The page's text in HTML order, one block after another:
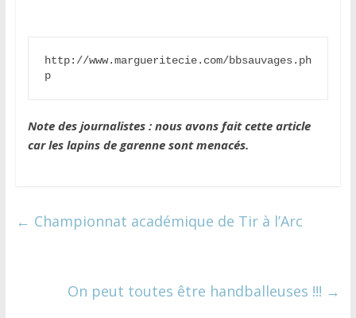
http://www.margueritecie.com/bbsauvages.ph
p
Note des journalistes : nous avons fait cette article
car les lapins de garenne sont menacés.
← Championnat académique de Tir à l’Arc
On peut toutes être handballeuses !!! →